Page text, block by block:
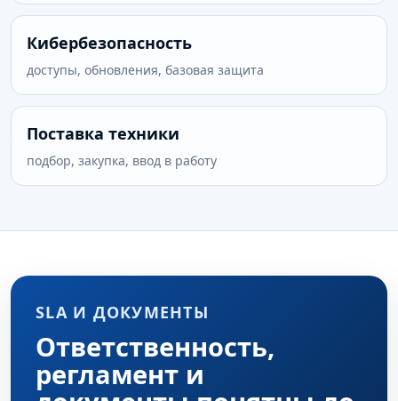
Кибербезопасность
доступы, обновления, базовая защита
Поставка техники
подбор, закупка, ввод в работу
SLA И ДОКУМЕНТЫ
Ответственность,
регламент и